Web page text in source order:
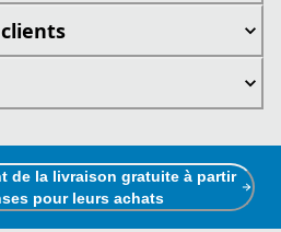
de la livraison gratuite à partir
pour leurs achats